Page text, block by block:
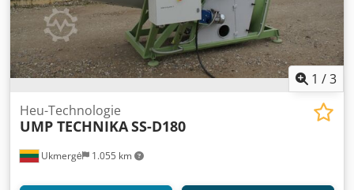
sehr guten Zustand. Alles in einwandfreiem Zustand:
Reifen, Zinken, bewegliche Teile, Rahmen usw.
1 /3
Ukmergė 1.055 km
Heu-Technologie
UMP TECHNIKASS-D180